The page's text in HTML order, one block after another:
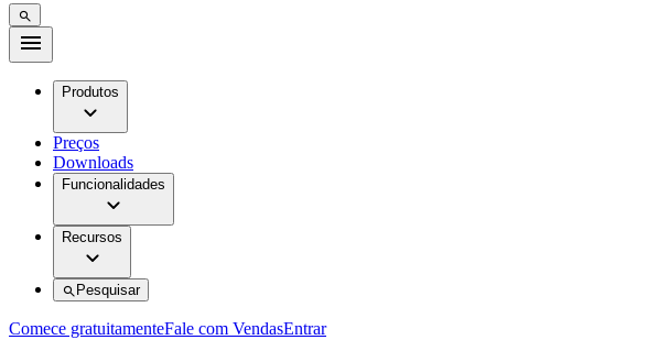
Produtos
Preços
Downloads
Funcionalidades
Recursos
Pesquisar
Comece gratuitamenteFale com VendasEntrar